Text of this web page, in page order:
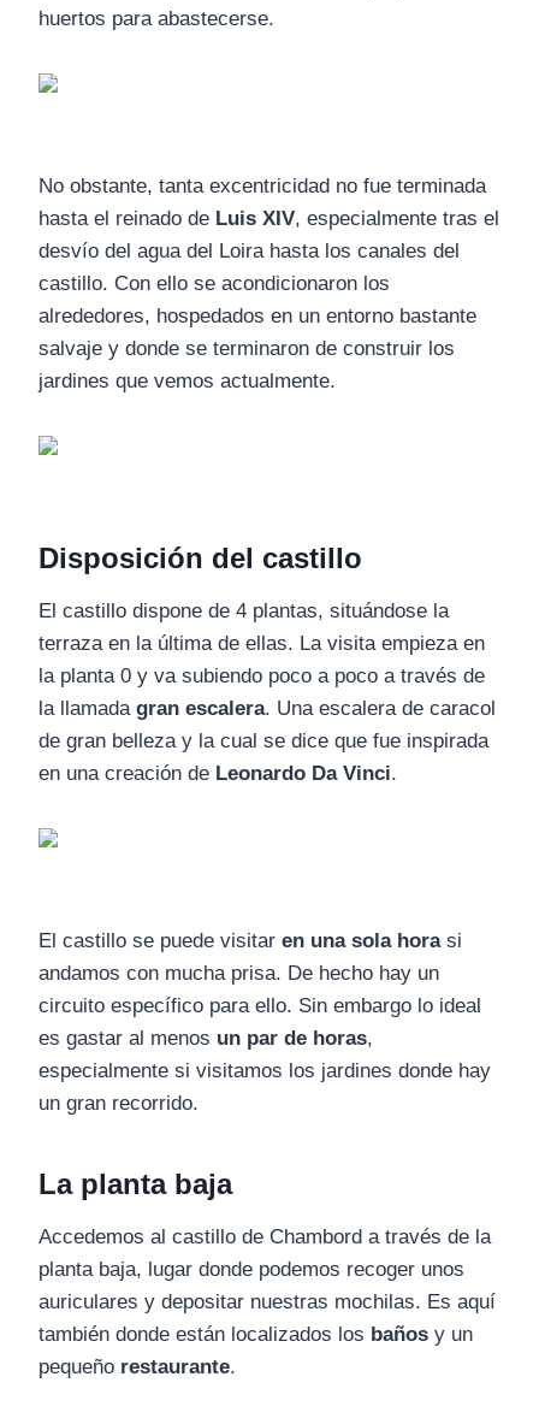
huertos para abastecerse.
No obstante, tanta excentricidad no fue terminada
hasta el reinado de Luis XIV, especialmente tras el
desvío del agua del Loira hasta los canales del
castillo. Con ello se acondicionaron los
alrededores, hospedados en un entorno bastante
salvaje y donde se terminaron de construir los
jardines que vemos actualmente.
Disposición del castillo
El castillo dispone de 4 plantas, situándose la
terraza en la última de ellas. La visita empieza en
la planta 0 y va subiendo poco a poco a través de
la llamada gran escalera. Una escalera de caracol
de gran belleza y la cual se dice que fue inspirada
en una creación de Leonardo Da Vinci.
El castillo se puede visitar en una sola horasi
andamos con mucha prisa. De hecho hay un
circuito específico para ello. Sin embargo lo ideal
es gastar al menos un par de horas,
especialmente si visitamos los jardines donde hay
un gran recorrido.
La planta baja
Accedemos al castillo de Chambord a través de la
planta baja, lugar donde podemos recoger unos
auriculares y depositar nuestras mochilas. Es aquí
también donde están localizados los baños y un
pequeño restaurante.